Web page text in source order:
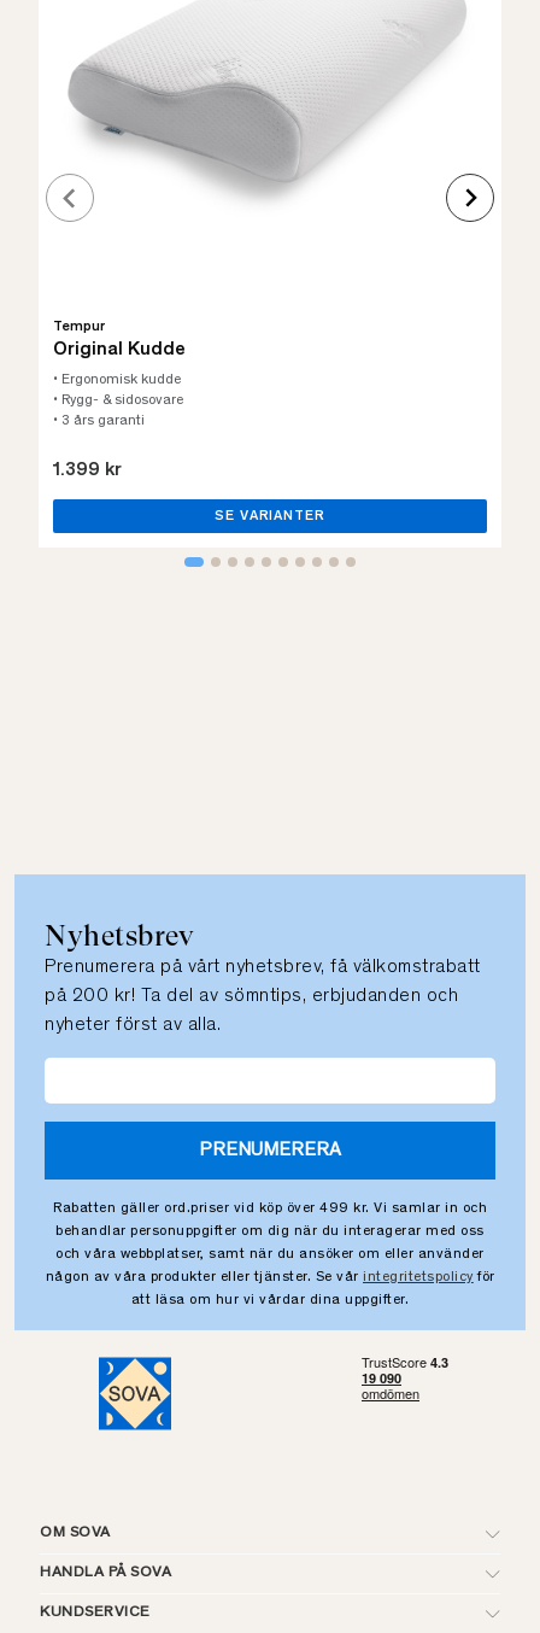
Tempur
Original Kudde
• Ergonomisk kudde
• Rygg- & sidosovare
• 3 års garanti
1.399 kr
SE VARIANTER
Nyhetsbrev
Prenumerera på vårt nyhetsbrev, få välkomstrabatt
på 200 kr! Ta del av sömntips, erbjudanden och
nyheter först av alla.
PRENUMERERA
Rabatten gäller ord.priser vid köp över 499 kr. Vi samlar in och
behandlar personuppgifter om dig när du interagerar med oss
och våra webbplatser, samt när du ansöker om eller använder
någon av våra produkter eller tjänster. Se vår integritetspolicy för
att läsa om hur vi vårdar dina uppgifter.
OM SOVA
HANDLA PÅ SOVA
KUNDSERVICE